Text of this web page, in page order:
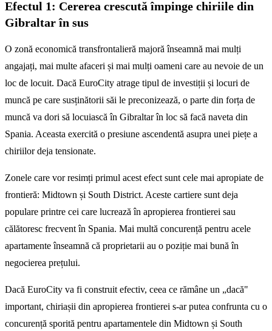
Efectul 1: Cererea crescută împinge chiriile din
Gibraltar în sus
O zonă economică transfrontalieră majoră înseamnă mai mulți
angajați, mai multe afaceri și mai mulți oameni care au nevoie de un
loc de locuit. Dacă EuroCity atrage tipul de investiții și locuri de
muncă pe care susținătorii săi le preconizează, o parte din forța de
muncă va dori să locuiască în Gibraltar în loc să facă naveta din
Spania. Aceasta exercită o presiune ascendentă asupra unei piețe a
chiriilor deja tensionate.
Zonele care vor resimți primul acest efect sunt cele mai apropiate de
frontieră: Midtown și South District. Aceste cartiere sunt deja
populare printre cei care lucrează în apropierea frontierei sau
călătoresc frecvent în Spania. Mai multă concurență pentru acele
apartamente înseamnă că proprietarii au o poziție mai bună în
negocierea prețului.
Dacă EuroCity va fi construit efectiv, ceea ce rămâne un „dacă"
important, chiriașii din apropierea frontierei s-ar putea confrunta cu o
concurență sporită pentru apartamentele din Midtown și South